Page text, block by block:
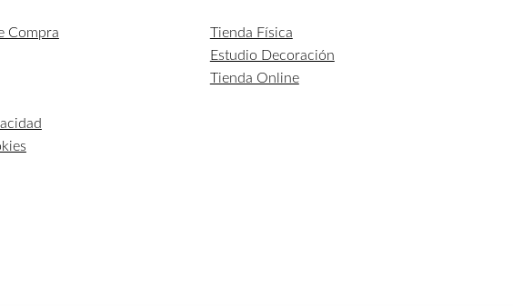
Compra
Tienda Física
Estudio Decoración
Tienda Online